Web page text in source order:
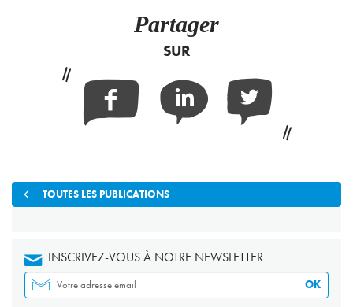
Partager
SUR
TOUTES LES PUBLICATIONS
INSCRIVEZ-VOUS À NOTRE NEWSLETTER
OK